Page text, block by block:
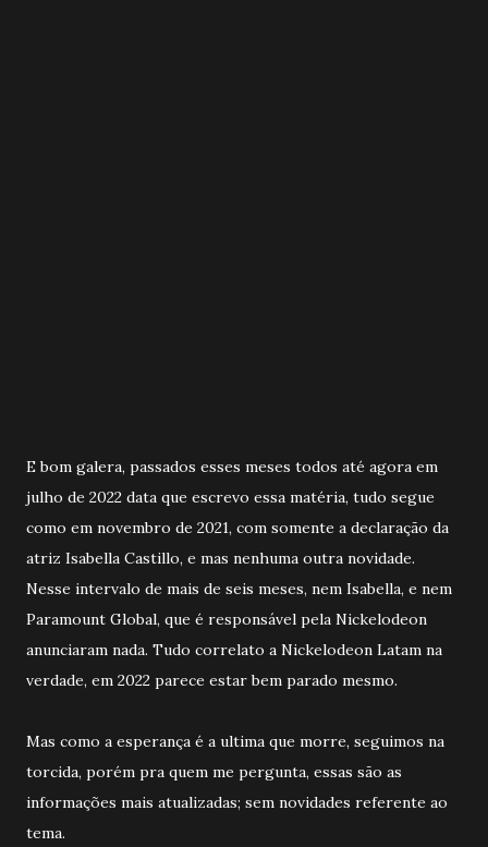
E bom galera, passados esses meses todos até agora em
julho de 2022 data que escrevo essa matéria, tudo segue
como em novembro de 2021, com somente a declaração da
atriz Isabella Castillo, e mas nenhuma outra novidade.
Nesse intervalo de mais de seis meses, nem Isabella, e nem
Paramount Global, que é responsável pela Nickelodeon
anunciaram nada. Tudo correlato a Nickelodeon Latam na
verdade, em 2022 parece estar bem parado mesmo.
Mas como a esperança é a ultima que morre, seguimos na
torcida, porém pra quem me pergunta, essas são as
informações mais atualizadas; sem novidades referente ao
tema.